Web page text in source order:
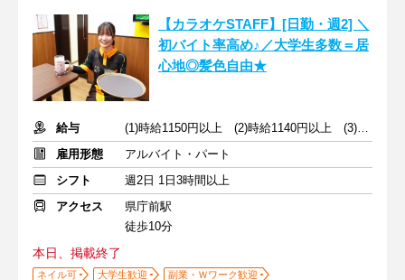
【カラオケSTAFF】[日勤・週2] ＼
初バイト率高め♪／大学生多数＝居
心地◎髪色自由★
給与
(1)時給1150円以上 (2)時給1140円以上 (3)時給1050円以上
雇用形態
アルバイト・パート
シフト
週2日 1日3時間以上
アクセス
県庁前駅
徒歩10分
本日、掲載終了
ネイル可 大学生歓迎
副業・Ｗワーク歓迎